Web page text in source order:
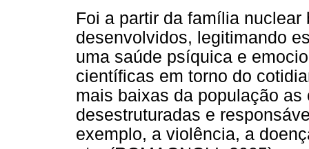
Foi a partir da família
desenvolvidos, legitimando
uma saúde psíquica e
científicas em torno do
mais baixas da população
desestruturadas e
exemplo, a violência, a